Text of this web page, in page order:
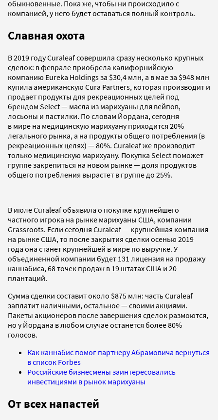
обыкновенные. Пока же, чтобы ни происходило с
компанией, у него будет оставаться полный контроль.
Славная охота
В 2019 году Curaleaf совершила сразу несколько крупных
сделок: в феврале приобрела калифорнийскую
компанию Eureka Holdings за $30,4 млн, а в мае за $948 млн
купила американскую Cura Partners, которая производит и
продает продукты для рекреационных целей под
брендом Select — масла из марихуаны для вейпов,
лосьоны и пастилки. По словам Йордана, сегодня
в мире на медицинскую марихуану приходится 20%
легального рынка, а на продукты общего потребления (в
рекреационных целях) — 80%. Curaleaf же производит
только медицинскую марихуану. Покупка Select поможет
группе закрепиться на новом рынке — доля продуктов
общего потребления вырастет в группе до 25%.
В июле Curaleaf объявила о покупке крупнейшего
частного игрока на рынке марихуаны США, компании
Grassroots. Если сегодня Curaleaf — крупнейшая компания
на рынке США, то после закрытия сделки осенью 2019
года она станет крупнейшей в мире по выручке. У
объединенной компании будет 131 лицензия на продажу
каннабиса, 68 точек продаж в 19 штатах США и 20
плантаций.
Сумма сделки составит около $875 млн: часть Curaleaf
заплатит наличными, остальное — своими акциями.
Пакеты акционеров после завершения сделок размоются,
но у Йордана в любом случае останется более 80%
голосов.
Как каннабис помог партнеру Абрамовича вернуться
в список Forbes
Российские бизнесмены заинтересовались
инвестициями в рынок марихуаны
От всех напастей